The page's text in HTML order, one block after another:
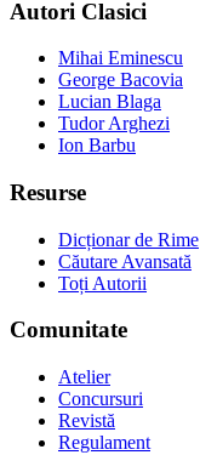
Autori Clasici
Mihai Eminescu
George Bacovia
Lucian Blaga
Tudor Arghezi
Ion Barbu
Resurse
Dicționar de Rime
Căutare Avansată
Toți Autorii
Comunitate
Atelier
Concursuri
Revistă
Regulament